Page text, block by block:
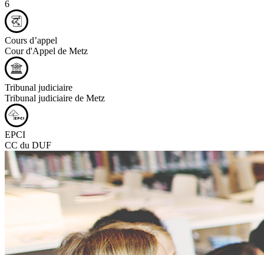
6
Cours d’appel
Cour d'Appel de Metz
Tribunal judiciaire
Tribunal judiciaire de Metz
EPCI
CC du DUF